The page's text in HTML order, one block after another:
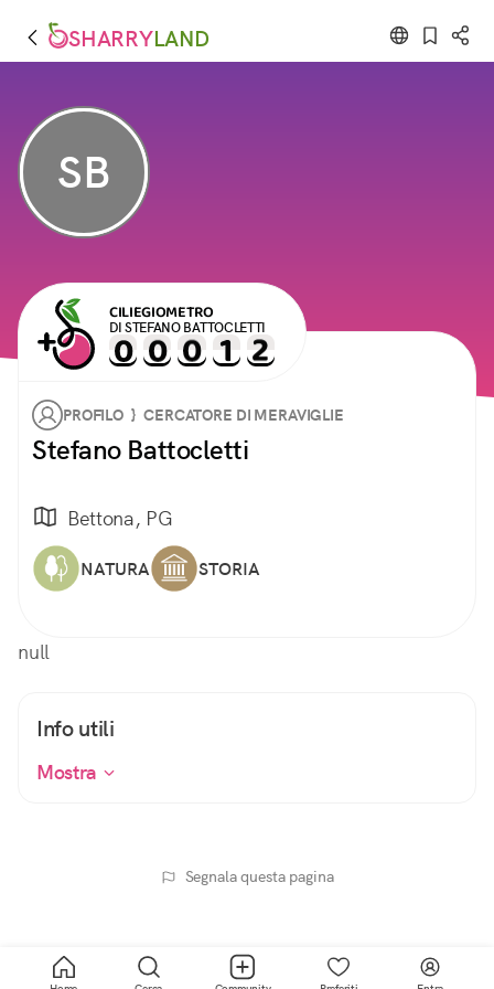
SHARRYLAND
SB
CILIEGIOMETRO
DI STEFANO BATTOCLETTI
PROFILO } CERCATORE DI MERAVIGLIE
Stefano Battocletti
Bettona, PG
NATURA STORIA
null
Info utili
Mostra
Segnala questa pagina